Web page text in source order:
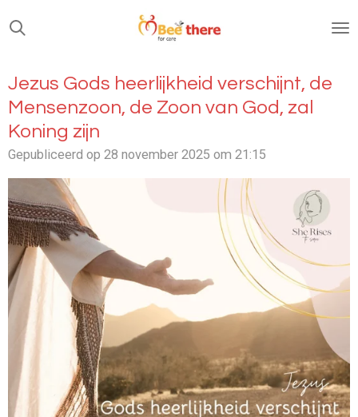
Ga
direct
de
hoofdinhoud
Jezus Gods heerlijkheid verschijnt, de
Mensenzoon, de Zoon van God, zal
Koning zijn
Gepubliceerd op 28 november 2025 om 21:15